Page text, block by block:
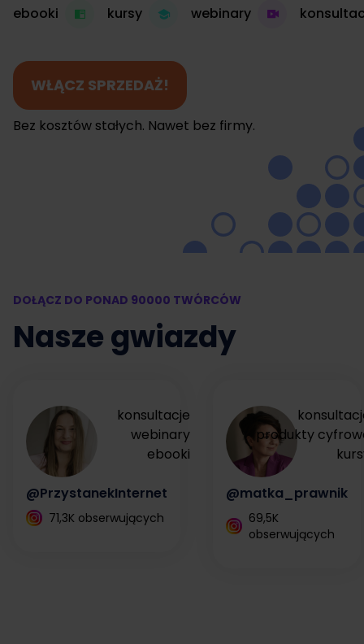
ebooki kursy webinary
WŁĄCZ SPRZEDAŻ!
Bez kosztów stałych. Nawet bez firmy.
DOŁĄCZ DO PONAD 90000 TWÓRCÓW
Nasze gwiazdy
konsultacje
webinary
ebooki
@PrzystanekInternet
71,3K obserwujących
produkty
@matka_prawnik
69,5K
obserwujących